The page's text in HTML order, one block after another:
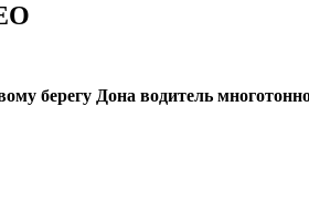
берегу Дона водитель